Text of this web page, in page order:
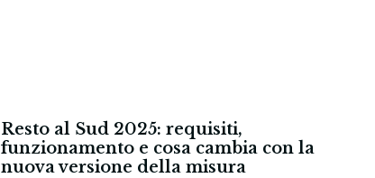
Resto al Sud 2025: requisiti,
funzionamento e cosa cambia con la
nuova versione della misura